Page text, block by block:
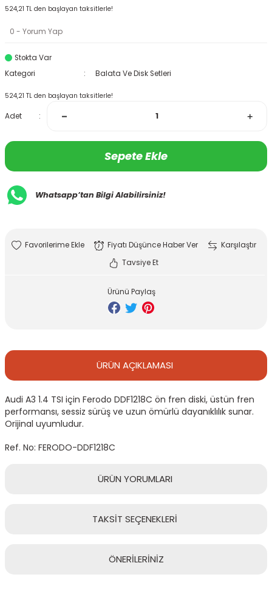
524,21 TL den başlayan taksitlerle!
0 - Yorum Yap
Stokta Var
Kategori
Balata Ve Disk Setleri
524,21 TL den başlayan taksitlerle!
Adet
Sepete Ekle
Whatsapp’tan Bilgi Alabilirsiniz!
Fiyatı Düşünce Haber Ver
Karşılaştır
Tavsiye Et
Ürünü Paylaş
ÜRÜN AÇIKLAMASI
Audi A3 1.4 TSI için Ferodo DDF1218C ön fren diski, üstün fren
performansı, sessiz sürüş ve uzun ömürlü dayanıklılık sunar.
Orijinal uyumludur.
Ref. No: FERODO-DDF1218C
ÜRÜN YORUMLARI
TAKSİT SEÇENEKLERİ
ÖNERİLERİNİZ